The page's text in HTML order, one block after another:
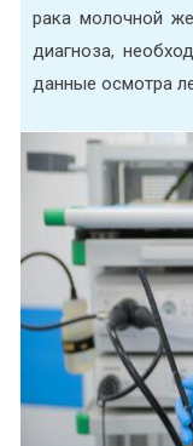
рака молочной
диагноза,
данные осмотра